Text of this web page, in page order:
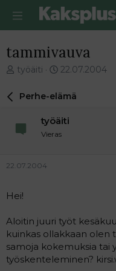
tammivauva
V
e
i
t
n
l
o
t
t
työäiti
E
s
m
m
ä
e
s
i
22.07.2004
Perhe-elämä
työäiti
Vieras
22.07.2004
Hei!
Aloitin juuri työt
kuinkas ollakkaan olen
samoja kokemuksia tai
työskenteleminen?